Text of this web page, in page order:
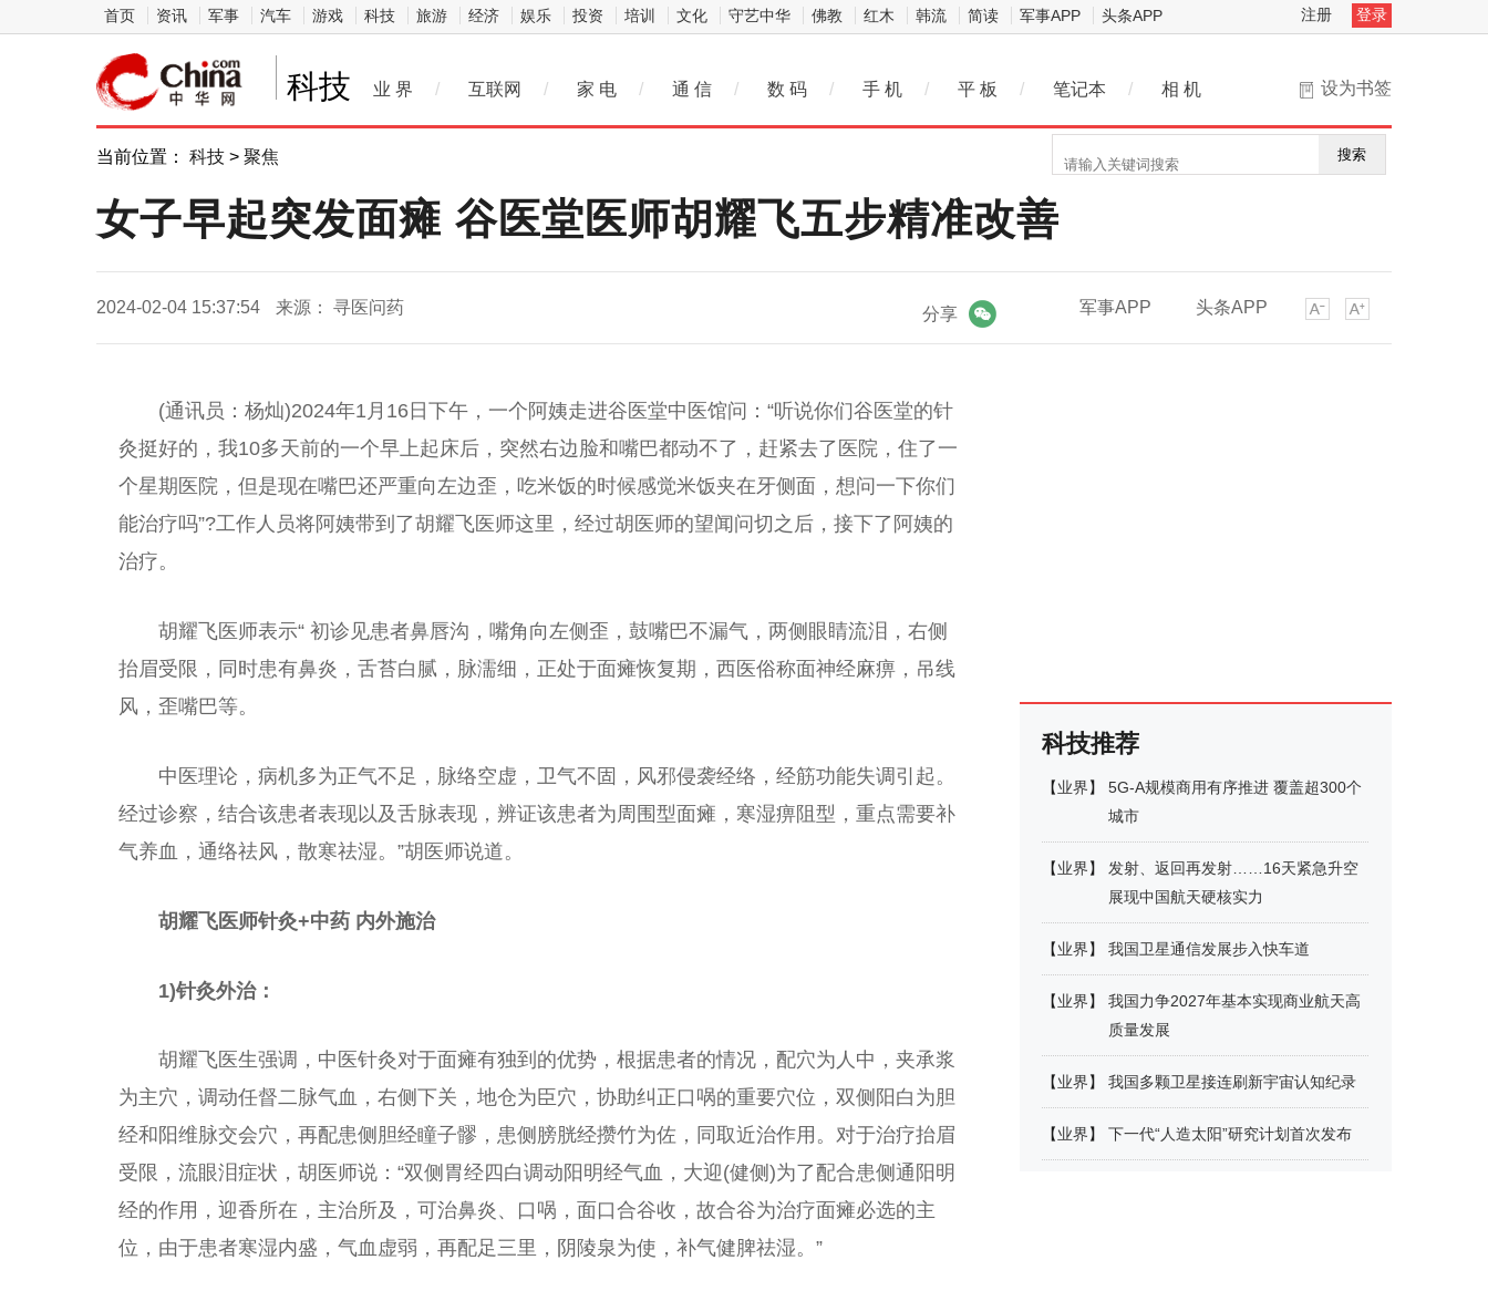
首页 资讯 军事 汽车 游戏 科技 旅游 经济 娱乐 投资 培训 文化 守艺中华 佛教 红木 韩流 简读 军事APP 头条APP 注册 登录
科技 设为书签
业 界 / 互联网 / 家 电 / 通 信 / 数 码 / 手 机 / 平 板 / 笔记本 / 相 机
当前位置： 科技 > 聚焦 搜索
女子早起突发面瘫 谷医堂医师胡耀飞五步精准改善
2024-02-04 15:37:54 来源： 寻医问药 军事APP 头条APP
分享
(通讯员：杨灿)2024年1月16日下午，一个阿姨走进谷医堂中医馆问：“听说你们谷医堂的针
灸挺好的，我10多天前的一个早上起床后，突然右边脸和嘴巴都动不了，赶紧去了医院，住了一
个星期医院，但是现在嘴巴还严重向左边歪，吃米饭的时候感觉米饭夹在牙侧面，想问一下你们
能治疗吗”?工作人员将阿姨带到了胡耀飞医师这里，经过胡医师的望闻问切之后，接下了阿姨的
治疗。
胡耀飞医师表示“ 初诊见患者鼻唇沟，嘴角向左侧歪，鼓嘴巴不漏气，两侧眼睛流泪，右侧
抬眉受限，同时患有鼻炎，舌苔白腻，脉濡细，正处于面瘫恢复期，西医俗称面神经麻痹，吊线
风，歪嘴巴等。
中医理论，病机多为正气不足，脉络空虚，卫气不固，风邪侵袭经络，经筋功能失调引起。
经过诊察，结合该患者表现以及舌脉表现，辨证该患者为周围型面瘫，寒湿痹阻型，重点需要补
气养血，通络祛风，散寒祛湿。”胡医师说道。
胡耀飞医师针灸+中药 内外施治
1)针灸外治：
胡耀飞医生强调，中医针灸对于面瘫有独到的优势，根据患者的情况，配穴为人中，夹承浆
为主穴，调动任督二脉气血，右侧下关，地仓为臣穴，协助纠正口㖞的重要穴位，双侧阳白为胆
经和阳维脉交会穴，再配患侧胆经瞳子髎，患侧膀胱经攒竹为佐，同取近治作用。对于治疗抬眉
受限，流眼泪症状，胡医师说：“双侧胃经四白调动阳明经气血，大迎(健侧)为了配合患侧通阳明
经的作用，迎香所在，主治所及，可治鼻炎、口㖞，面口合谷收，故合谷为治疗面瘫必选的主
位，由于患者寒湿内盛，气血虚弱，再配足三里，阴陵泉为使，补气健脾祛湿。”
科技推荐
【业界】
5G-A规模商用有序推进 覆盖超300个
城市
【业界】
发射、返回再发射……16天紧急升空
展现中国航天硬核实力
【业界】 我国卫星通信发展步入快车道
【业界】
我国力争2027年基本实现商业航天高
质量发展
【业界】 我国多颗卫星接连刷新宇宙认知纪录
【业界】 下一代“人造太阳”研究计划首次发布